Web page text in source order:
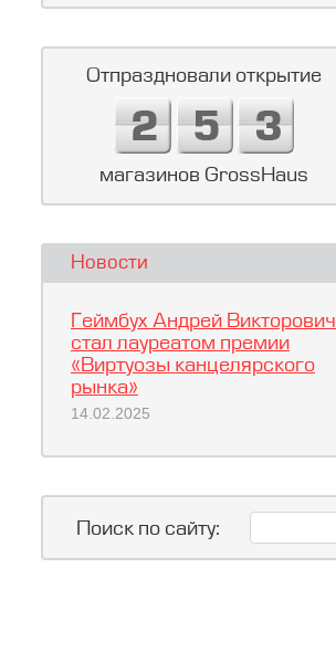
Отпраздновали открытие
магазинов GrossHaus
Новости
Геймбух Андрей Викторович
стал лауреатом премии
«Виртуозы канцелярского
рынка»
14.02.2025
Поиск по сайту: